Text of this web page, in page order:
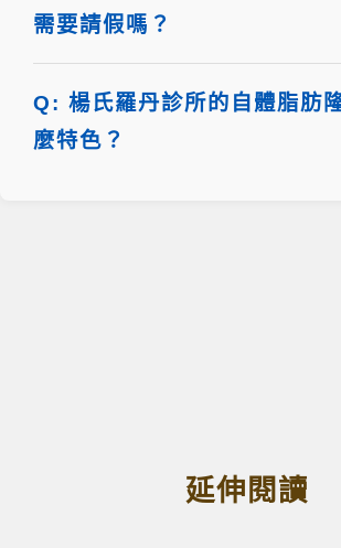
需要請假嗎？
Q: 楊氏羅丹診所的自體脂肪
麼特色？
延伸閱讀